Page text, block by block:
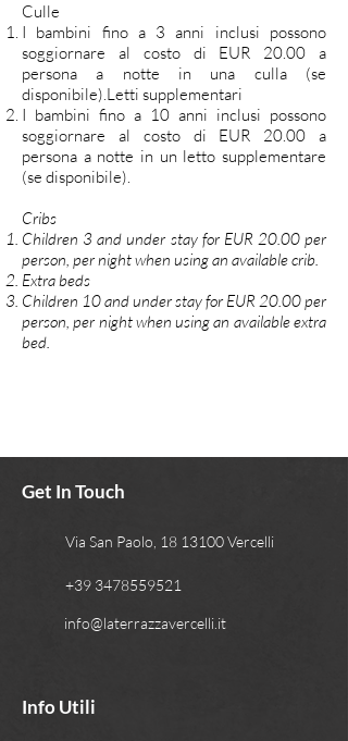
Culle
I bambini fino a 3 anni inclusi possono
soggiornare al costo di EUR 20.00 a
persona a notte in una culla (se
disponibile).Letti supplementari
I bambini fino a 10 anni inclusi possono
soggiornare al costo di EUR 20.00 a
persona a notte in un letto supplementare
(se disponibile).
Cribs
Children 3 and under stay for EUR 20.00 per
person, per night when using an available crib.
Extra beds
Children 10 and under stay for EUR 20.00 per
person, per night when using an available extra
bed.
Get In Touch
Via San Paolo, 18 13100 Vercelli
+39 3478559521
info@laterrazzavercelli.it
Info Utili